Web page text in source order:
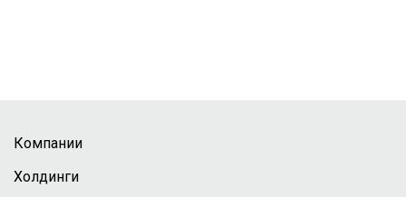
Компании
Холдинги